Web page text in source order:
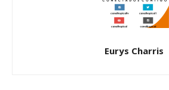
Eurys Charris